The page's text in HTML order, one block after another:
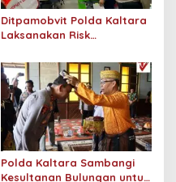
Ditpamobvit Polda Kaltara
Laksanakan Risk
Monaco Tarakan
Polda Kaltara Sambangi
Kesultanan Bulungan untuk